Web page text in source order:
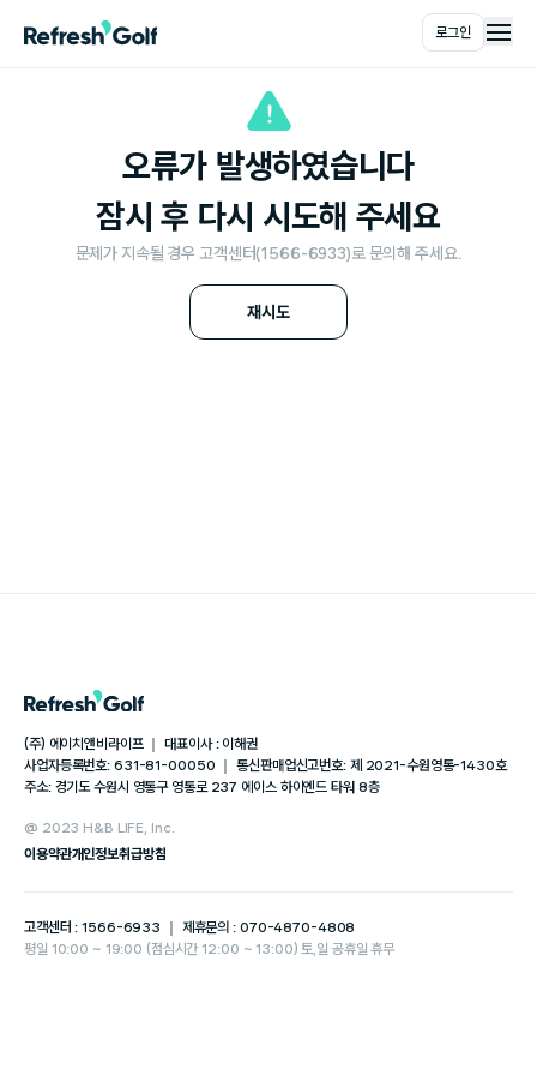
로그인 메인
오류가 발생하였습니다
잠시 후 다시 시도해 주세요
문제가 지속될 경우 고객센터(1566-6933)로 문의해 주세요.
재시도
(주) 에이치앤비라이프 ｜ 대표이사 : 이해권
사업자등록번호: 631-81-00050 ｜ 통신판매업신고번호: 제 2021-수원영통-1430호
주소: 경기도 수원시 영통구 영통로 237 에이스 하이엔드 타워 8층
@ 2023 H&B LIFE, Inc.
이용약관개인정보취급방침
고객센터 : 1566-6933 ｜ 제휴문의 : 070-4870-4808
평일 10:00 ~ 19:00 (점심시간 12:00 ~ 13:00) 토,일 공휴일 휴무